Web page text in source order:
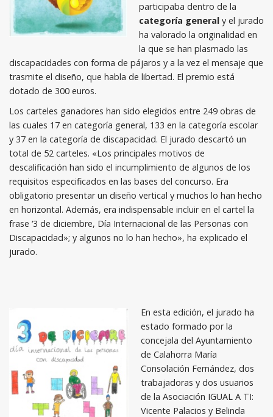
participaba dentro de la
categoría general y el jurado
ha valorado la originalidad en
la que se han plasmado las
discapacidades con forma de pájaros y a la vez el mensaje que
trasmite el diseño, que habla de libertad. El premio está
dotado de 300 euros.
Los carteles ganadores han sido elegidos entre 249 obras de
las cuales 17 en categoría general, 133 en la categoría escolar
y 37 en la categoría de discapacidad. El jurado descartó un
total de 52 carteles. «Los principales motivos de
descalificación han sido el incumplimiento de algunos de los
requisitos especificados en las bases del concurso. Era
obligatorio presentar un diseño vertical y muchos lo han hecho
en horizontal. Además, era indispensable incluir en el cartel la
frase ‘3 de diciembre, Día Internacional de las Personas con
Discapacidad»; y algunos no lo han hecho», ha explicado el
jurado.
En esta edición, el jurado ha
estado formado por la
concejala del Ayuntamiento
de Calahorra María
Consolación Fernández, dos
trabajadoras y dos usuarios
de la Asociación IGUAL A TI:
Vicente Palacios y Belinda